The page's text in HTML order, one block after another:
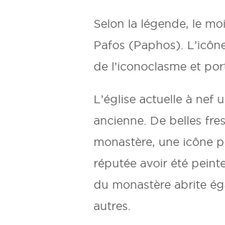
Selon la légende, le
Pafos (Paphos).
de l’iconoclasme et
L’église actuelle à nef
ancienne. De belles
monastère, une icône
réputée avoir été
du monastère abrite
autres.